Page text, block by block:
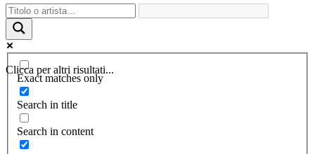
Clicca per altri risultati...
Exact matches only
Search in title
Search in content